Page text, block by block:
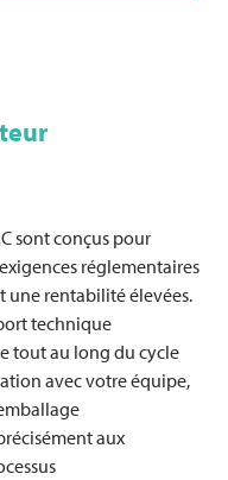
sont conçus pour
réglementaires
une rentabilité élevées.
technique
tout au long du cycle
avec votre équipe,
aux